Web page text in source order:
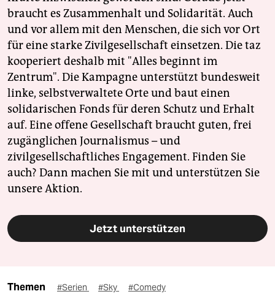
braucht es Zusammenhalt und Solidarität. Auch
und vor allem mit den Menschen, die sich vor Ort
für eine starke Zivilgesellschaft einsetzen. Die taz
kooperiert deshalb mit "Alles beginnt im
Zentrum". Die Kampagne unterstützt bundesweit
linke, selbstverwaltete Orte und baut einen
solidarischen Fonds für deren Schutz und Erhalt
auf. Eine offene Gesellschaft braucht guten, frei
zugänglichen Journalismus – und
zivilgesellschaftliches Engagement. Finden Sie
auch? Dann machen Sie mit und unterstützen Sie
unsere Aktion.
Jetzt unterstützen
Themen #Serien #Sky #Comedy